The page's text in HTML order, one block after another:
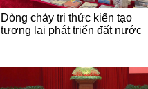
Dòng chảy tri thức kiến tạo
tương lai phát triển đất nước